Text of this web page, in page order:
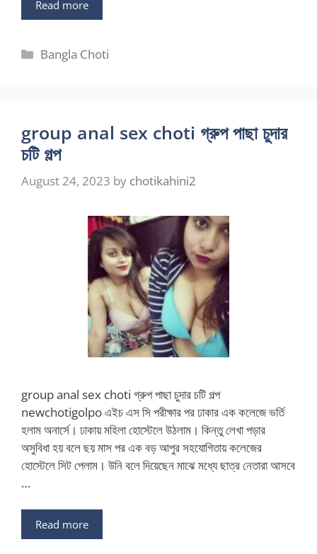
Read more
Categories
Bangla Choti
group anal sex choti গ্রুপ পাছা চুদার
চটি গল্প
August 24, 2023 by chotikahini2
group anal sex choti গ্রুপ পাছা চুদার চটি গল্প
newchotigolpo এইচ এস সি পরীক্ষার পর ঢাকার এক কলেজে ভর্তি
হলাম অনার্সে। ঢাকায় মহিলা হোস্টেলে উঠলাম। কিন্তু লেখা পড়ার
অসুবিধা হয় বলে ছয় মাস পর এক বড় আপুর সহযোগিতায় কলেজের
হোস্টেলে সিট পেলাম। উনি বলে দিয়েছেন মাঝে মধ্যে ছাত্র নেতারা আসবে
…
Read more